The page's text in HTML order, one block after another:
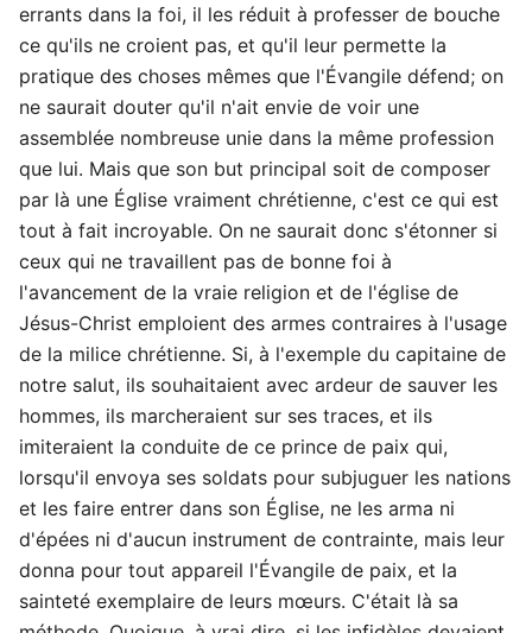
errants dans la foi, il les réduit à professer de bouche
ce qu'ils ne croient pas, et qu'il leur permette la
pratique des choses mêmes que l'Évangile défend; on
ne saurait douter qu'il n'ait envie de voir une
assemblée nombreuse unie dans la même profession
que lui. Mais que son but principal soit de composer
par là une Église vraiment chrétienne, c'est ce qui est
tout à fait incroyable. On ne saurait donc s'étonner si
ceux qui ne travaillent pas de bonne foi à
l'avancement de la vraie religion et de l'église de
Jésus-Christ emploient des armes contraires à l'usage
de la milice chrétienne. Si, à l'exemple du capitaine de
notre salut, ils souhaitaient avec ardeur de sauver les
hommes, ils marcheraient sur ses traces, et ils
imiteraient la conduite de ce prince de paix qui,
lorsqu'il envoya ses soldats pour subjuguer les nations
et les faire entrer dans son Église, ne les arma ni
d'épées ni d'aucun instrument de contrainte, mais leur
donna pour tout appareil l'Évangile de paix, et la
sainteté exemplaire de leurs mœurs. C'était là sa